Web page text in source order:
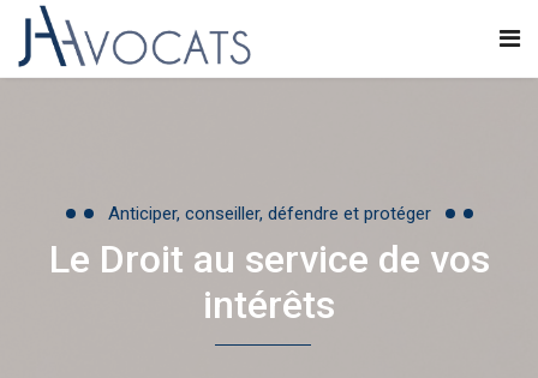
Anticiper, conseiller, défendre et protéger
Le Droit au service de vos
intérêts